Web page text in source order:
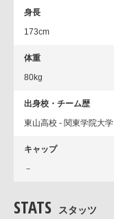
身長
173cm
体重
80kg
出身校・チーム歴
東山高校 - 関東学院大学
キャップ
－
STATS スタッツ